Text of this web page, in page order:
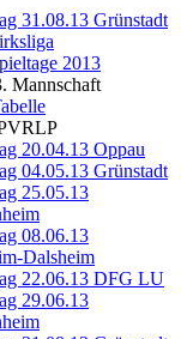
31.08.13 Grünstadt
2013
Mannschaft
20.04.13 Oppau
04.05.13 Grünstadt
25.05.13
08.06.13
Dalsheim
22.06.13 DFG LU
29.06.13